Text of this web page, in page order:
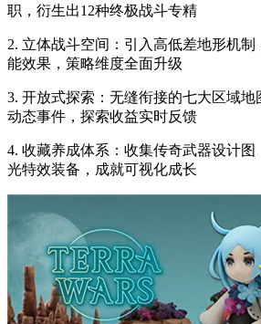
职，衍生出12种终极战斗专精
2. 立体战斗空间：引入高低差地形机
能效果，策略维度全面升级
3. 开放式探索：无缝衔接的七大区域
动态事件，探索收益实时反馈
4. 收藏养成体系：收集传奇武器设计
光特效装备，成就可视化成长